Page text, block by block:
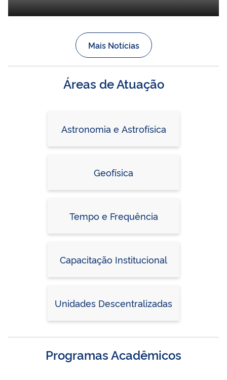
Mais Notícias
Áreas de Atuação
Astronomia e Astrofísica
Geofísica
Tempo e Frequência
Capacitação Institucional
Unidades Descentralizadas
Programas Acadêmicos